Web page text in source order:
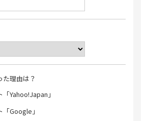
理由は？
Yahoo!Japan」
Google」